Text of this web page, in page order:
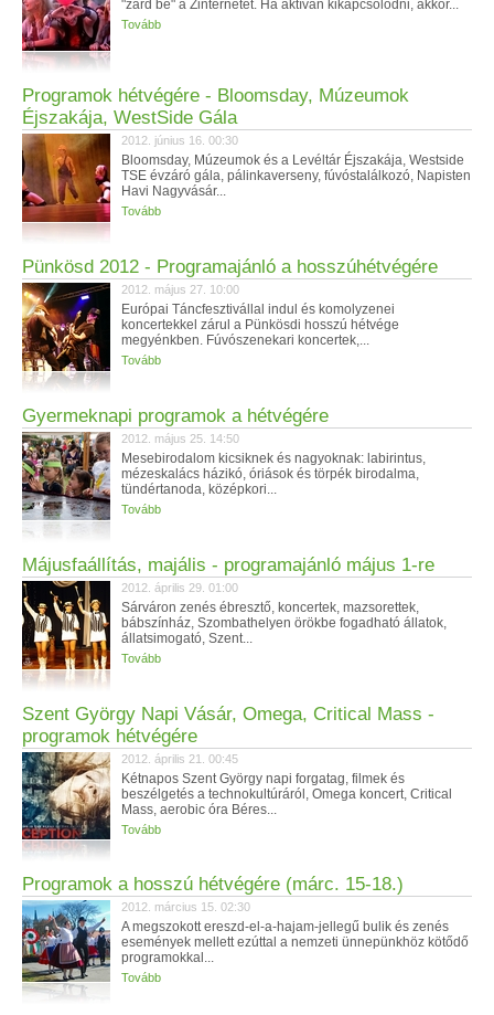
"zárd be" a Zinternetet. Ha aktívan kikapcsolódni, akkor...
Tovább
Programok hétvégére - Bloomsday, Múzeumok
Éjszakája, WestSide Gála
2012. június 16. 00:30
Bloomsday, Múzeumok és a Levéltár Éjszakája, Westside
TSE évzáró gála, pálinkaverseny, fúvóstalálkozó, Napisten
Havi Nagyvásár...
Tovább
Pünkösd 2012 - Programajánló a hosszúhétvégére
2012. május 27. 10:00
Európai Táncfesztivállal indul és komolyzenei
koncertekkel zárul a Pünkösdi hosszú hétvége
megyénkben. Fúvószenekari koncertek,...
Tovább
Gyermeknapi programok a hétvégére
2012. május 25. 14:50
Mesebirodalom kicsiknek és nagyoknak: labirintus,
mézeskalács házikó, óriások és törpék birodalma,
tündértanoda, középkori...
Tovább
Májusfaállítás, majális - programajánló május 1-re
2012. április 29. 01:00
Sárváron zenés ébresztő, koncertek, mazsorettek,
bábszínház, Szombathelyen örökbe fogadható állatok,
állatsimogató, Szent...
Tovább
Szent György Napi Vásár, Omega, Critical Mass -
programok hétvégére
2012. április 21. 00:45
Kétnapos Szent György napi forgatag, filmek és
beszélgetés a technokultúráról, Omega koncert, Critical
Mass, aerobic óra Béres...
Tovább
Programok a hosszú hétvégére (márc. 15-18.)
2012. március 15. 02:30
A megszokott ereszd-el-a-hajam-jellegű bulik és zenés
események mellett ezúttal a nemzeti ünnepünkhöz kötődő
programokkal...
Tovább